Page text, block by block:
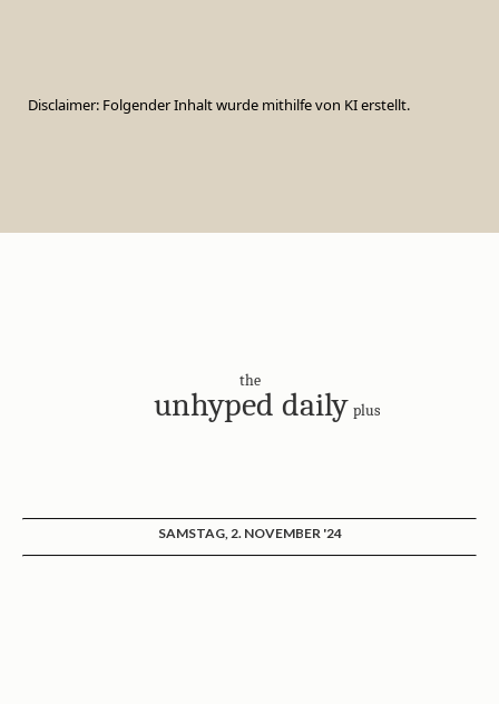
Disclaimer: Folgender Inhalt wurde mithilfe von KI erstellt.
the
unhyped daily plus
SAMSTAG, 2. NOVEMBER '24